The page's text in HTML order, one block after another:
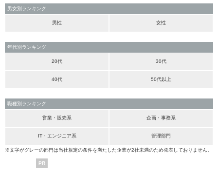
男女別ランキング
男性 女性
年代別ランキング
20代 30代
40代 50代以上
職種別ランキング
営業・販売系 企画・事務系
IT・エンジニア系 管理部門
※文字がグレーの部門は当社規定の条件を満たした企業が2社未満のため発表しておりません。
PR